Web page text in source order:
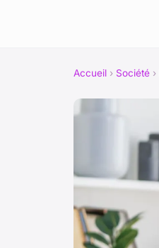
Accueil › Société ›